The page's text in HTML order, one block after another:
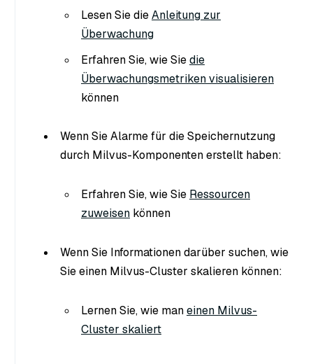
Lesen Sie dieAnleitung zur
Überwachung
Erfahren Sie, wie Siedie
Überwachungsmetriken visualisieren
können
Wenn Sie Alarme für die Speichernutzung
durch Milvus-Komponenten erstellt haben:
Erfahren Sie, wie Sie Ressourcen
zuweisen können
Wenn Sie Informationen darüber suchen, wie
Sie einen Milvus-Cluster skalieren können:
Lernen Sie, wie maneinen Milvus-
Cluster skaliert